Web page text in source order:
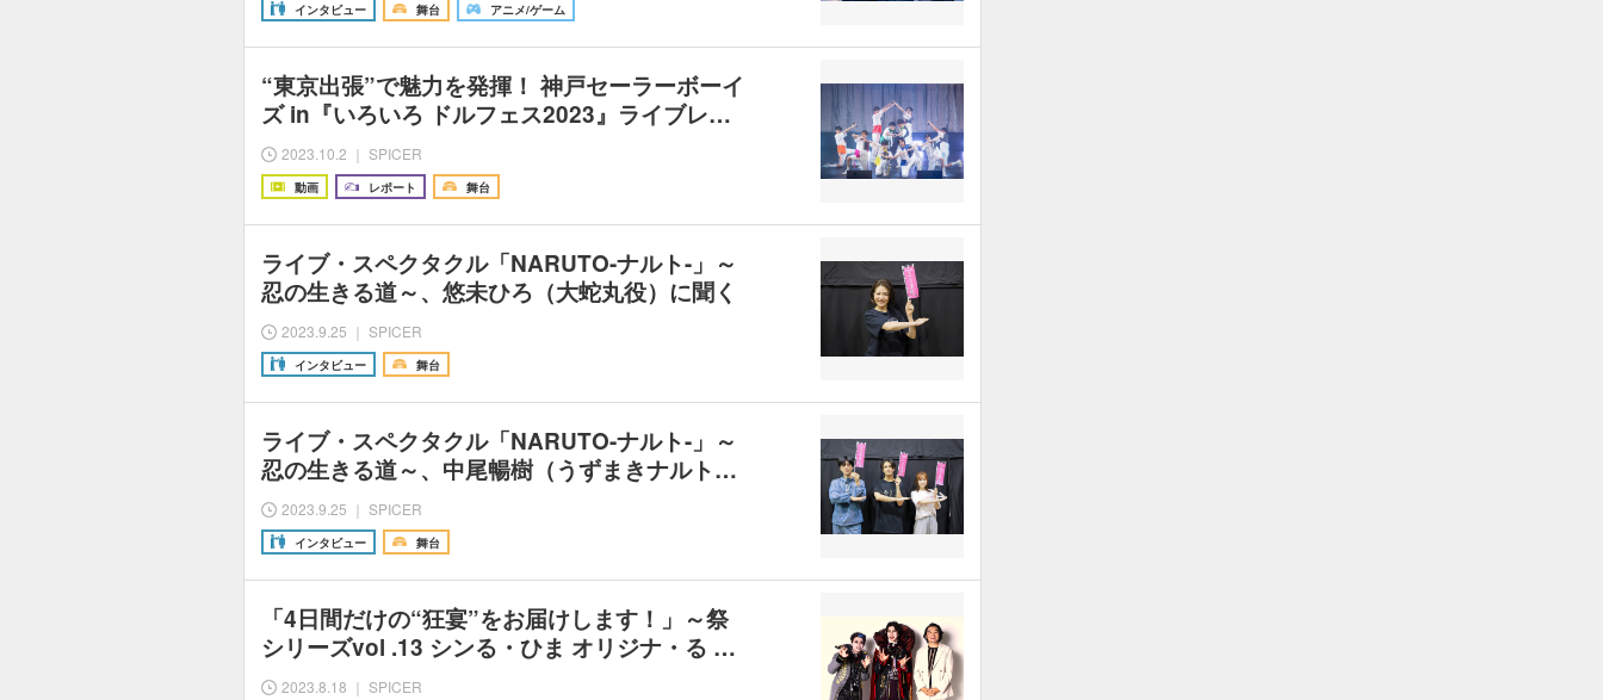
インタビュー 舞台 アニメ/ゲーム
“東京出張”で魅力を発揮！ 神戸セーラーボーイ
ズ in『いろいろ ドルフェス2023』ライブレ…
2023.10.2 ｜ SPICER
動画 レポート 舞台
ライブ・スペクタクル「NARUTO-ナルト-」～
忍の生きる道～、悠未ひろ（大蛇丸役）に聞く
2023.9.25 ｜ SPICER
インタビュー 舞台
ライブ・スペクタクル「NARUTO-ナルト-」～
忍の生きる道～、中尾暢樹（うずまきナルト…
2023.9.25 ｜ SPICER
インタビュー 舞台
「4日間だけの“狂宴”をお届けします！」～祭
シリーズvol .13 シンる・ひま オリジナ・る …
2023.8.18 ｜ SPICER